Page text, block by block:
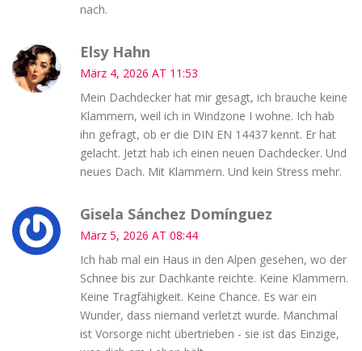
nach.
Elsy Hahn
März 4, 2026 AT 11:53
Mein Dachdecker hat mir gesagt, ich brauche keine
Klammern, weil ich in Windzone I wohne. Ich hab
ihn gefragt, ob er die DIN EN 14437 kennt. Er hat
gelacht. Jetzt hab ich einen neuen Dachdecker. Und
neues Dach. Mit Klammern. Und kein Stress mehr.
Gisela Sánchez Domínguez
März 5, 2026 AT 08:44
Ich hab mal ein Haus in den Alpen gesehen, wo der
Schnee bis zur Dachkante reichte. Keine Klammern.
Keine Tragfähigkeit. Keine Chance. Es war ein
Wunder, dass niemand verletzt wurde. Manchmal
ist Vorsorge nicht übertrieben - sie ist das Einzige,